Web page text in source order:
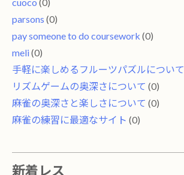
cuoco (0)
parsons (0)
pay someone to do coursework (0)
meli(0)
手軽に楽しめるフルーツパズルについて
リズムゲームの奥深さについて (0)
麻雀の奥深さと楽しさについて (0)
麻雀の練習に最適なサイト (0)
新着レス